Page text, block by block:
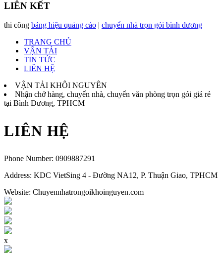
LIÊN KẾT
thi công bảng hiệu quảng cáo | chuyển nhà trọn gói bình dương
TRANG CHỦ
VẬN TẢI
TIN TỨC
LIÊN HỆ
VẬN TẢI KHÔI NGUYÊN
Nhận chở hàng, chuyển nhà, chuyển văn phòng trọn gói giá rẻ
tại Bình Dương, TPHCM
LIÊN HỆ
Phone Number: 0909887291
Address: KDC VietSing 4 - Đường NA12, P. Thuận Giao, TPHCM
Website: Chuyennhatrongoikhoinguyen.com
x